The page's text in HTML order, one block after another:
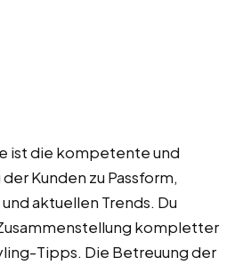
ist die kompetente und
Kunden zu Passform,
aktuellen Trends. Du
kompletter
Tipps. Die Betreuung der